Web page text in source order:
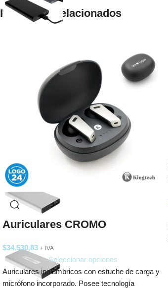
Productos relacionados
Auriculares CROMO
$34.530,83 + IVA
Seleccionar opciones
Auriculares inalámbricos con estuche de carga y
micrófono incorporado. Posee tecnología